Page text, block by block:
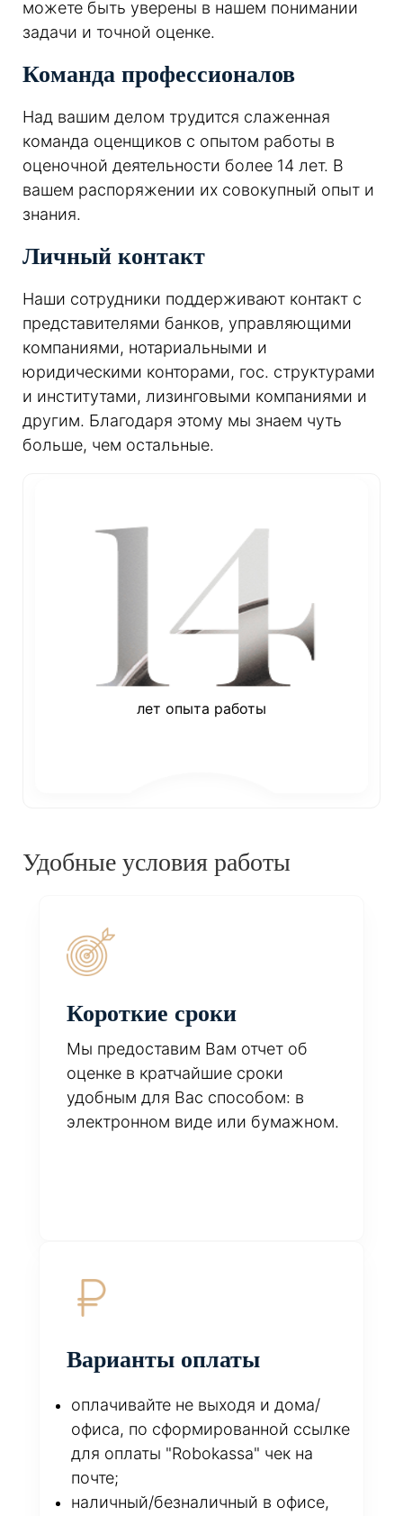
можете быть уверены в нашем понимании
задачи и точной оценке.
Команда профессионалов
Над вашим делом трудится слаженная
команда оценщиков с опытом работы в
оценочной деятельности более 14 лет. В
вашем распоряжении их совокупный опыт и
знания.
Личный контакт
Наши сотрудники поддерживают контакт с
представителями банков, управляющими
компаниями, нотариальными и
юридическими конторами, гос. структурами
и институтами, лизинговыми компаниями и
другим. Благодаря этому мы знаем чуть
больше, чем остальные.
лет опыта работы
Удобные условия работы
Короткие сроки
Мы предоставим Вам отчет об
оценке в кратчайшие сроки
удобным для Вас способом: в
электронном виде или бумажном.
Варианты оплаты
оплачивайте не выходя и дома/
офиса, по сформированной ссылке
для оплаты "Robokassa" чек на
почте;
наличный/безналичный в офисе,